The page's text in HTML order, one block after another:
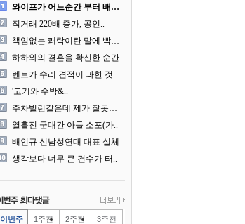
와이프가 어느순간 부터 배달..
직거래 220배 증가, 공인..
책임없는 쾌락이란 말에 빡친..
하하와의 결혼을 확신한 순간
렌트카 수리 견적이 과한 것..
'고기와 수박&..
주차빌런같은데 제가 잘못한건..
열흘전 군대간 아들 소포(가..
배인규 신남성연대 대표 실체
생각보다 너무 큰 건수가 터..
이번주 1주전 2주전 3주전